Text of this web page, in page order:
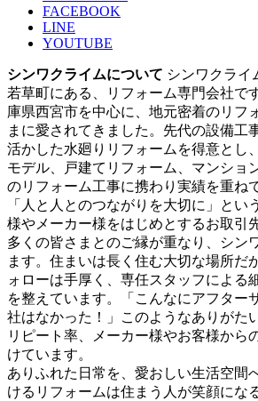
FACEBOOK
LINE
YOUTUBE
シンワクライムについて シンワクライ
若草町にある、リフォーム専門会社で
庫県西宮市を中心に、地元密着のリフ
まに愛されてきました。先代の設備工
活かした水廻りリフォームを得意とし
モデル、戸建てリフォーム、マンショ
のリフォーム工事に携わり実績を重ね
「人と人とのつながりを大切に」とい
様やメーカー様をはじめとするお取引
多くの皆さまとのご縁が重なり、シン
ます。住まいは長く住む大切な場所だ
ォローは手厚く、専任スタッフによる
を整えています。「こんなにアフター
社はなかった！」このようなありがた
リピート率、メーカー様やお客様から
けています。
ありふれた日常を、愛おしい生活空間
けるリフォームは住まう人が笑顔にな